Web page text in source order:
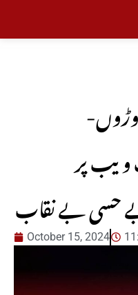
-سندھ ہائی کورٹ میں کروڑوں
ویب پر
حسی بے نقاب
October 15, 2024